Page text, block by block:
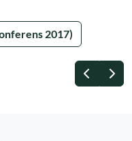
2017)